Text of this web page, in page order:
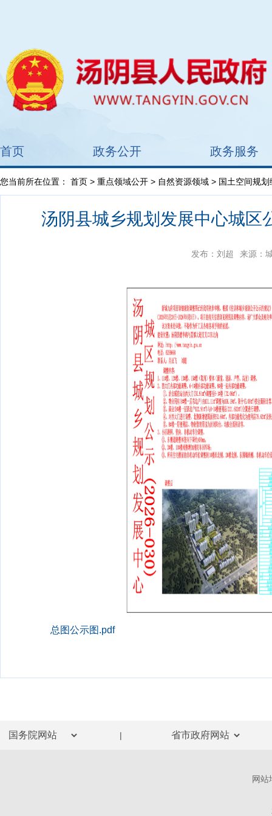
首页 政务公开 政务服务
您当前所在位置： 首页 > 重点领域公开 > 自然资源领域 > 国土空间规划
汤阴县城乡规划发展中心城
发布：刘超 来源：
总图公示图.pdf
|
网站